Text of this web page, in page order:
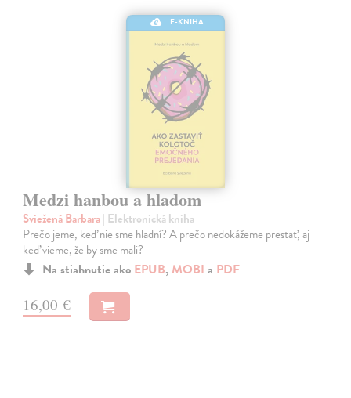
E-KNIHA
Medzi hanbou a hladom
Sviežená Barbara| Elektronická kniha
Prečo jeme, keď nie sme hladní? A prečo nedokážeme prestať, aj
keď vieme, že by sme mali?
Na stiahnutie ako EPUB, MOBI a PDF
16,00 €